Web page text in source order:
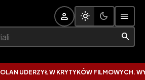
W KRYTYKÓW FILMOWYCH. WYTKNĄŁ